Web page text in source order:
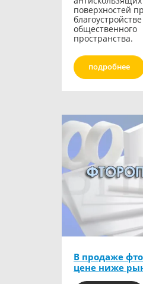
поверхностей
благоустройстве
общественного
пространства.
подробнее
В продаже
цене ниже